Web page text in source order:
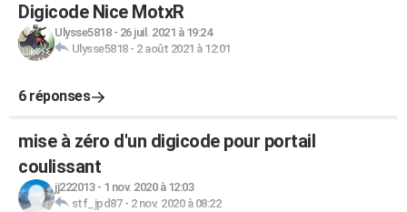
Digicode Nice MotxR
Ulysse5818- 26 juil. 2021 à 19:24
Ulysse5818- 2 août 2021 à 12:01
6 réponses
mise à zéro d'un digicode pour portail
coulissant
jj222013- 1 nov. 2020 à 12:03
stf_jpd87- 2 nov. 2020 à 08:22